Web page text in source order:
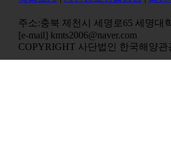
주소:충북 제천시 세명로65 세명대
[e-mail] kmts2006@naver.com
COPYRIGHT 사단법인 한국해양